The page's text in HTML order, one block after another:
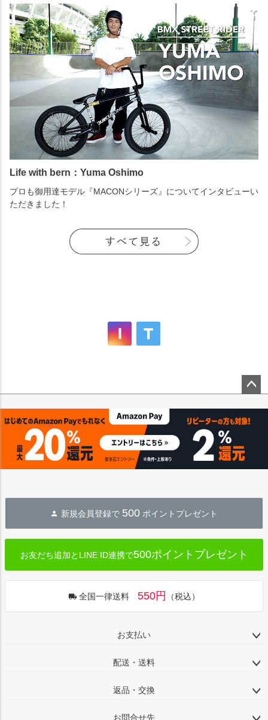
Life with bern：Yuma Oshimo
プロも御用達モデル『MACONシリーズ』についてインタビューい
ただきました！
ップ
新規会員登録で 500 ポイントプレゼント
お友だち追加とLINE ID連携で500ポイントプレゼント
全国一律送料 550円 （税込）
お支払い
配送・送料
返品・交換
お問合せ先